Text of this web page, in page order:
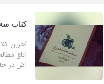
کتاب
آخرین
اتاق
اش در